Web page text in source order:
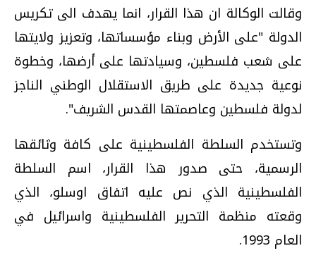
وقالت الوكالة ان هذا القرار، انما يهدف الى تكريس
الدولة "على الأرض وبناء مؤسساتها، وتعزيز ولايتها
على شعب فلسطين، وسيادتها على أرضها، وخطوة
نوعية جديدة على طريق الاستقلال الوطني الناجز
لدولة فلسطين وعاصمتها القدس الشريف".
وتستخدم السلطة الفلسطينية على كافة وثائقها
الرسمية، حتى صدور هذا القرار، اسم السلطة
الفلسطينية الذي نص عليه اتفاق اوسلو، الذي
وقعته منظمة التحرير الفلسطينية واسرائيل في
العام 1993.